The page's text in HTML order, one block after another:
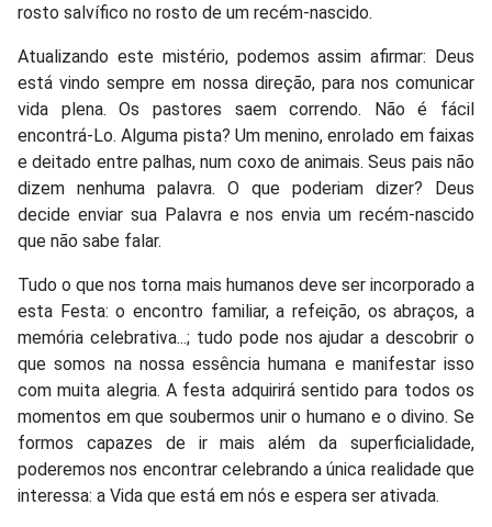
rosto salvífico no rosto de um recém-nascido.
Atualizando este mistério, podemos assim afirmar: Deus
está vindo sempre em nossa direção, para nos comunicar
vida plena. Os pastores saem correndo. Não é fácil
encontrá-Lo. Alguma pista? Um menino, enrolado em faixas
e deitado entre palhas, num coxo de animais. Seus pais não
dizem nenhuma palavra. O que poderiam dizer? Deus
decide enviar sua Palavra e nos envia um recém-nascido
que não sabe falar.
Tudo o que nos torna mais humanos deve ser incorporado a
esta Festa: o encontro familiar, a refeição, os abraços, a
memória celebrativa...; tudo pode nos ajudar a descobrir o
que somos na nossa essência humana e manifestar isso
com muita alegria. A festa adquirirá sentido para todos os
momentos em que soubermos unir o humano e o divino. Se
formos capazes de ir mais além da superficialidade,
poderemos nos encontrar celebrando a única realidade que
interessa: a Vida que está em nós e espera ser ativada.